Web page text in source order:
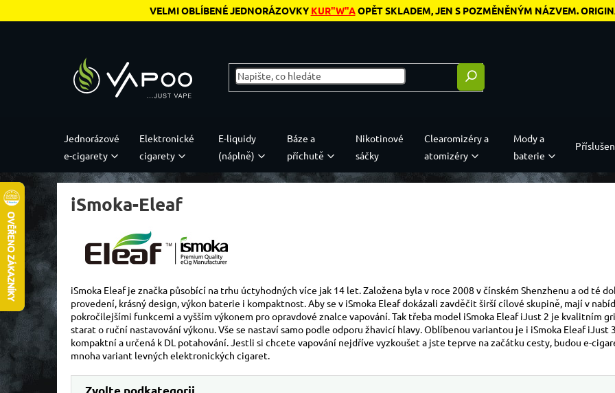
VELMI OBLÍBENÉ JEDNORÁZOVKY KUR"W"AOPĚT SKLADEM, JEN S POZMĚNĚNÝM NÁZVEM.
Jednorázové
e-cigarety
Elektronické
cigarety
E-liquidy
(náplně)
Báze a
příchutě
Nikotinové
sáčky
Clearomizéry a
atomizéry
Mody a
baterie
Top značky a
iSmoka-Eleaf
iSmoka Eleaf je značka působící na trhu úctyhodných více jak 14 let. Založena byla v roce 2008 v čínském Shenzhenu a od té
provedení, krásný design, výkon baterie i kompaktnost. Aby se v iSmoka Eleaf dokázali zavděčit širší cílové skupině, mají v
pokročilejšími funkcemi a vyšším výkonem pro opravdové znalce vapování. Tak třeba model iSmoka Eleaf iJust 2 je kvalitním
starat o ruční nastavování výkonu. Vše se nastaví samo podle odporu žhavicí hlavy. Oblíbenou variantou je i iSmoka Eleaf iJust
kompaktní a určená k DL potahování. Jestli si chcete vapování nejdříve vyzkoušet a jste teprve na začátku cesty, budou e-
mnoha variant levných elektronických cigaret.